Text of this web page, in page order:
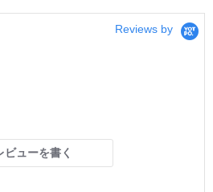
Reviews by
r ビューを書く